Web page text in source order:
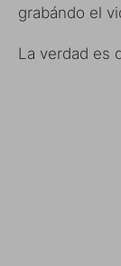
grabándo el
La verdad es